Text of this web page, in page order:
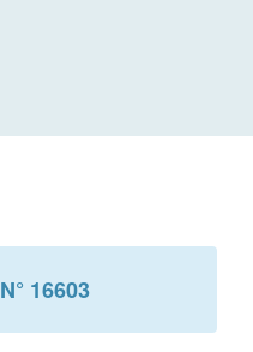
N° 16603